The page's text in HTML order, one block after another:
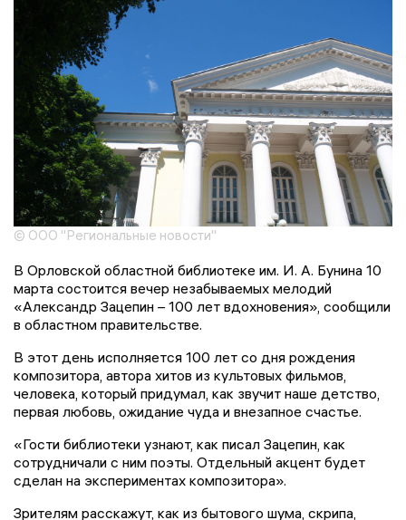
© ООО "Региональные новости"
В Орловской областной библиотеке им. И. А. Бунина 10
марта состоится вечер незабываемых мелодий
«Александр Зацепин – 100 лет вдохновения», сообщили
в областном правительстве.
В этот день исполняется 100 лет со дня рождения
композитора, автора хитов из культовых фильмов,
человека, который придумал, как звучит наше детство,
первая любовь, ожидание чуда и внезапное счастье.
«Гости библиотеки узнают, как писал Зацепин, как
сотрудничали с ним поэты. Отдельный акцент будет
сделан на экспериментах композитора».
Зрителям расскажут, как из бытового шума, скрипа,